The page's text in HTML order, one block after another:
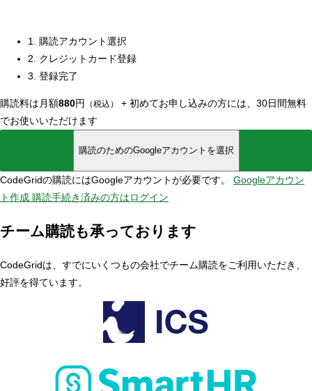
1. 購読アカウント選択
2. クレジットカード登録
3. 登録完了
購読料は月額880円 （税込） + 初めてお申し込みの方には、30日間無料
でお使いいただけます
購読のためのGoogleアカウントを選択
CodeGridの購読にはGoogleアカウントが必要です。 Googleアカウン
ト作成 購読手続き済みの方はログイン
チーム購読も承っております
CodeGridは、すでにいくつもの会社でチーム購読をご利用いただき、
好評を得ています。